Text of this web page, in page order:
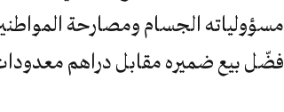
مسؤولياته الجسام ومصارحة
فضّل بيع ضميره مقابل دراهم